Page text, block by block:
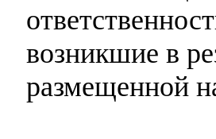
возникшие в
размещенной